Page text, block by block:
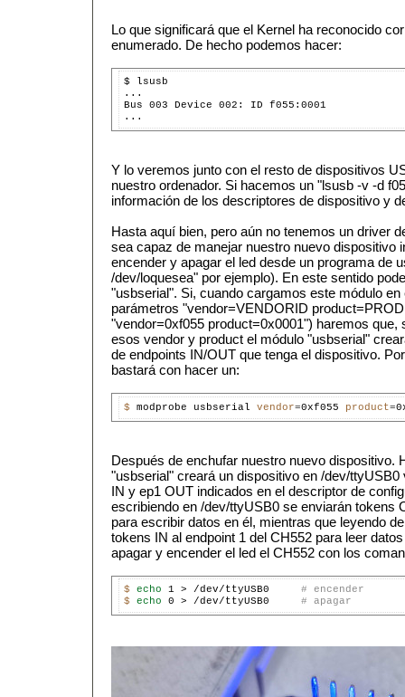
Lo que significará que el Kernel ha reconocido
enumerado. De hecho podemos hacer:
$ lsusb
...
Bus 003 Device 002: ID f055:0001
Y lo veremos junto con el resto de dispositivos
nuestro ordenador. Si hacemos un "lsusb -v -d
información de los descriptores de dispositivo y
Hasta aquí bien, pero aún no tenemos un driver
sea capaz de manejar nuestro nuevo dispositivo
encender y apagar el led desde un programa de
/dev/loquesea" por ejemplo). En este sentido
"usbserial". Si, cuando cargamos este módulo
parámetros "vendor=VENDORID
"vendor=0xf055 product=0x0001") haremos que,
esos vendor y product el módulo "usbserial"
de endpoints IN/OUT que tenga el dispositivo.
bastará con hacer un:
$ modprobe usbserial vendor=0xf055 product=
Después de enchufar nuestro nuevo dispositivo.
"usbserial" creará un dispositivo en /dev/
IN y ep1 OUT indicados en el descriptor de
escribiendo en /dev/ttyUSB0 se enviarán tokens
para escribir datos en él, mientras que leyendo
tokens IN al endpoint 1 del CH552 para leer
apagar y encender el led el CH552 con los
$ echo 1 > /dev/ttyUSB0 # encender
$ echo 0 > /dev/ttyUSB0 # apagar